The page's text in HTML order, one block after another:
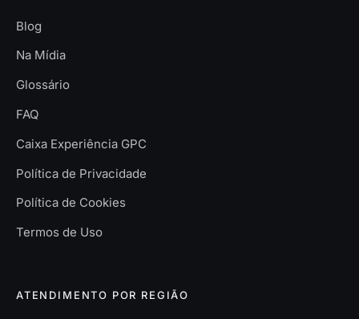
Blog
Na Mídia
Glossário
FAQ
Caixa Experiência GPC
Política de Privacidade
Política de Cookies
Termos de Uso
ATENDIMENTO POR REGIÃO